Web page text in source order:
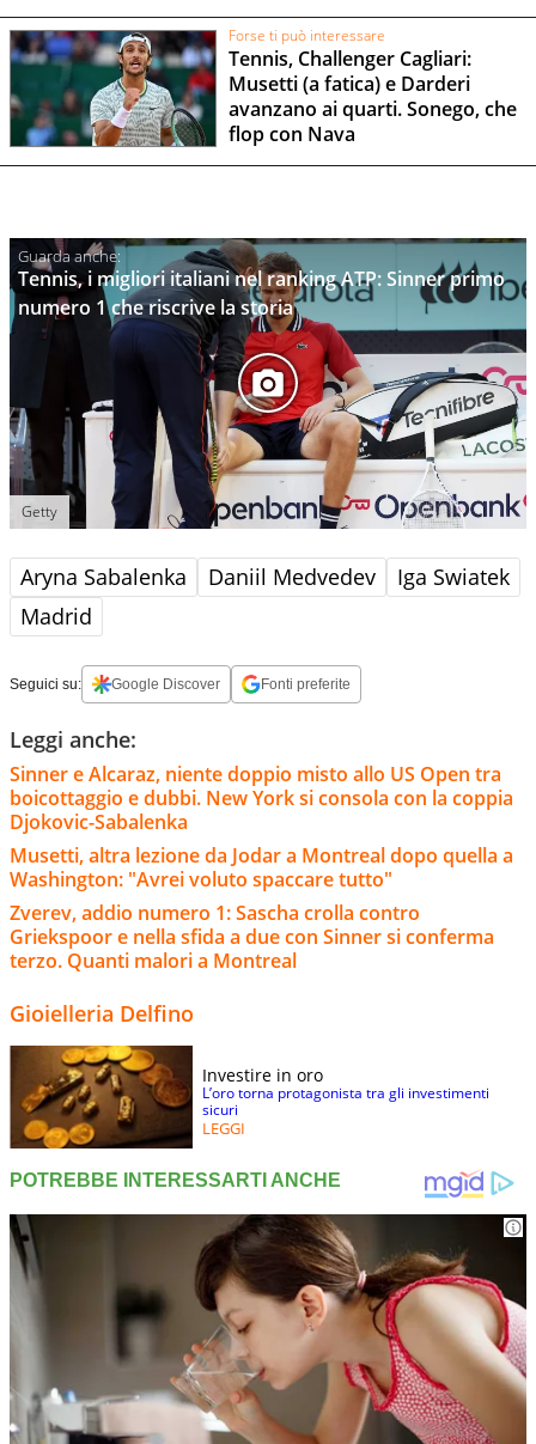
Forse ti può interessare
Tennis, Challenger Cagliari:
Musetti (a fatica) e Darderi
avanzano ai quarti. Sonego, che
flop con Nava
Tennis, i migliori italiani nel ranking ATP: Sinner primo
numero 1 che riscrive la storia
Getty
Aryna Sabalenka Daniil Medvedev
Iga Swiatek
Madrid
Seguici su: Google Discover Fonti preferite
Leggi anche:
Sinner e Alcaraz, niente doppio misto allo US Open tra
boicottaggio e dubbi. New York si consola con la coppia
Djokovic-Sabalenka
Musetti, altra lezione da Jodar a Montreal dopo quella a
Washington: "Avrei voluto spaccare tutto"
Zverev, addio numero 1: Sascha crolla contro
Griekspoor e nella sfida a due con Sinner si conferma
terzo. Quanti malori a Montreal
Gioielleria Delfino
Investire in oro
L’oro torna protagonista tra gli investimenti
sicuri
LEGGI